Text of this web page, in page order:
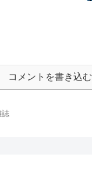
コメントを書き込む
誌